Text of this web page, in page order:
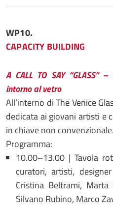
WP10.
CAPACITY BUILDING
A CALL TO SAY “GLASS”
intorno al vetro
All’interno di The Venice
dedicata ai giovani artisti e
in chiave non convenzionale.
Programma:
10.00–13.00 | Tavola
curatori, artisti,
Cristina Beltrami, Marta
Silvano Rubino, Marco